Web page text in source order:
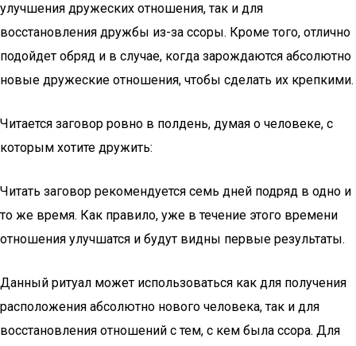
улучшения дружеских отношения, так и для
восстановления дружбы из-за ссоры. Кроме того, отлично
подойдет обряд и в случае, когда зарождаются абсолютно
новые дружеские отношения, чтобы сделать их крепкими.
Читается заговор ровно в полдень, думая о человеке, с
которым хотите дружить:
Читать заговор рекомендуется семь дней подряд в одно и
то же время. Как правило, уже в течение этого времени
отношения улучшатся и будут видны первые результаты.
Данный ритуал может использоваться как для получения
расположения абсолютно нового человека, так и для
восстановления отношений с тем, с кем была ссора. Для